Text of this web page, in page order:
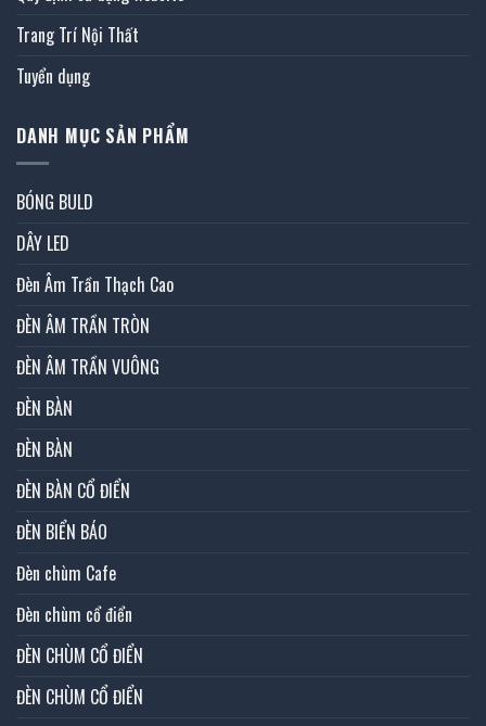
Trang Trí Nội Thất
Tuyển dụng
DANH MỤC SẢN PHẨM
BÓNG BULD
DÂY LED
Đèn Âm Trần Thạch Cao
ĐÈN ÂM TRẦN TRÒN
ĐÈN ÂM TRẦN VUÔNG
ĐÈN BÀN
ĐÈN BÀN
ĐÈN BÀN CỔ ĐIỂN
ĐÈN BIỂN BÁO
Đèn chùm Cafe
Đèn chùm cổ điển
ĐÈN CHÙM CỔ ĐIỂN
ĐÈN CHÙM CỔ ĐIỂN